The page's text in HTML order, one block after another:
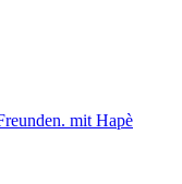
mit Hapè